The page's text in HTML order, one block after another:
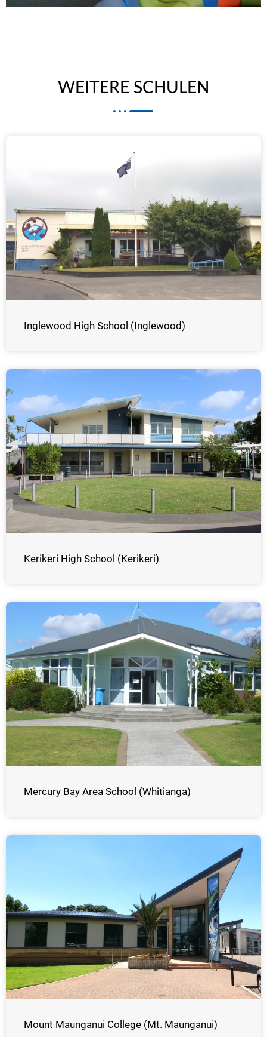
WEITERE SCHULEN
Inglewood High School (Inglewood)
Kerikeri High School (Kerikeri)
Mercury Bay Area School (Whitianga)
Mount Maunganui College (Mt. Maunganui)